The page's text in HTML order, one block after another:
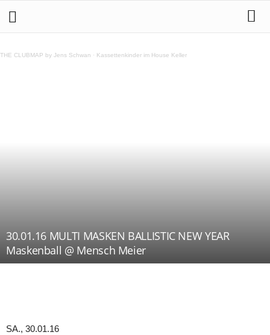
THE CLUBMAP by Jens Schwan · Kassettenkinder im House Keller
30.01.16 MULTI MASKEN BALLISTIC NEW YEAR
Maskenball @ Mensch Meier
SA., 30.01.16